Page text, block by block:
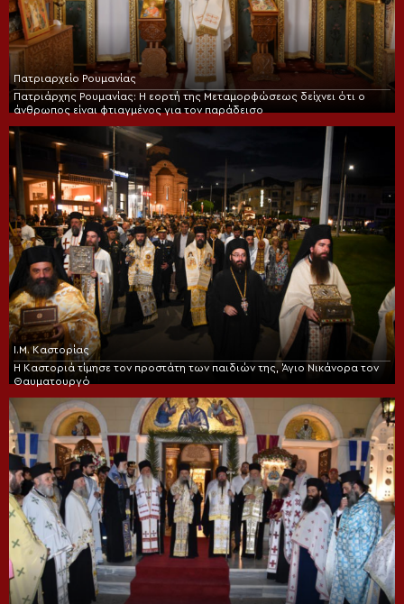
Πατριαρχείο Ρουμανίας
Πατριάρχης Ρουμανίας: Η εορτή της Μεταμορφώσεως δείχνει ότι ο
άνθρωπος είναι φτιαγμένος για τον παράδεισο
Ι.Μ. Καστορίας
Η Καστοριά τίμησε τον προστάτη των παιδιών της, Άγιο Νικάνορα τον
Θαυματουργό